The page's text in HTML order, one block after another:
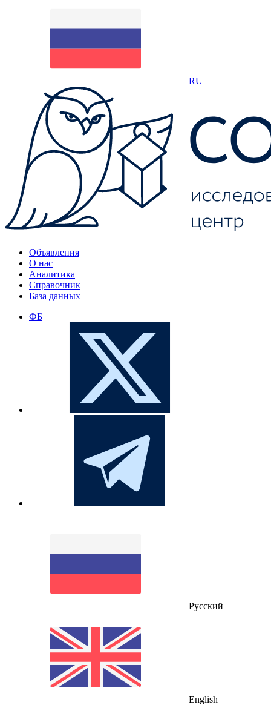
RU
Объявления
О нас
Аналитика
Справочник
База данных
ФБ
Русский
English